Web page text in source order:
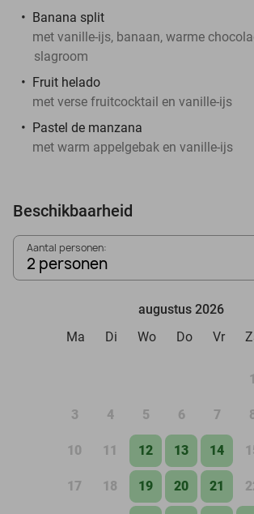
Banana split
met vanille-ijs, banaan, warme
slagroom
Fruit helado
met verse fruitcocktail en vanille-ijs
Pastel de manzana
met warm appelgebak en vanille-ijs
Beschikbaarheid
Aantal personen:
2 personen
augustus 2026
Ma
Di Wo Do Vr
1
3 4 5 6 7
10 11 12 13 14
17 18 19 20 21